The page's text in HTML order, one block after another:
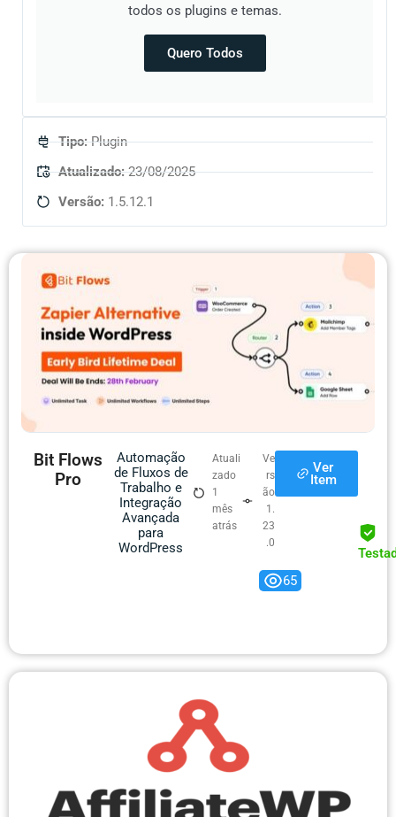
todos os plugins e temas.
Quero Todos
Tipo:Plugin
Atualizado:23/08/2025
Versão: 1.5.12.1
Bit Flows
Pro
Automação
de Fluxos de
Trabalho e
Integração
Avançada
para
WordPress
Atuali
zado
1
mês
atrás
Ve
rs
ão
1.
23
.0
Ver
Item
65